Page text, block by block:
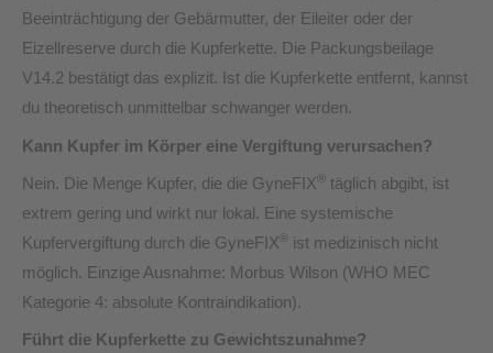
Beeinträchtigung der Gebärmutter, der Eileiter oder der
Eizellreserve durch die Kupferkette. Die Packungsbeilage
V14.2 bestätigt das explizit. Ist die Kupferkette entfernt, kannst
du theoretisch unmittelbar schwanger werden.
Kann Kupfer im Körper eine Vergiftung verursachen?
Nein. Die Menge Kupfer, die die GyneFIX ® täglich abgibt, ist
extrem gering und wirkt nur lokal. Eine systemische
Kupfervergiftung durch die GyneFIX ® ist medizinisch nicht
möglich. Einzige Ausnahme: Morbus Wilson (WHO MEC
Kategorie 4: absolute Kontraindikation).
Führt die Kupferkette zu Gewichtszunahme?